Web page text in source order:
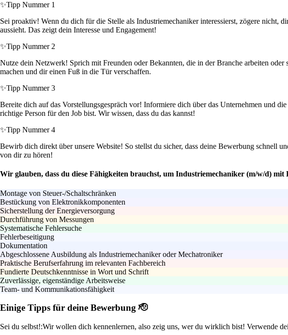
✨Tipp Nummer 1
Sei proaktiv! Wenn du dich für die Stelle als Industriemechaniker interessierst, zögere nicht,
aussieht. Das zeigt dein Interesse und Engagement!
✨Tipp Nummer 2
Nutze dein Netzwerk! Sprich mit Freunden oder Bekannten, die in der Branche arbeiten
machen und dir einen Fuß in die Tür verschaffen.
✨Tipp Nummer 3
Bereite dich auf das Vorstellungsgespräch vor! Informiere dich über das Unternehmen und
richtige Person für den Job bist. Wir wissen, dass du das kannst!
✨Tipp Nummer 4
Bewirb dich direkt über unsere Website! So stellst du sicher, dass deine Bewerbung schnell
von dir zu hören!
Wir glauben, dass du diese Fähigkeiten brauchst, um Industriemechaniker (m/w/d) mit
Montage von Steuer-/Schaltschränken
Bestückung von Elektronikkomponenten
Sicherstellung der Energieversorgung
Durchführung von Messungen
Systematische Fehlersuche
Fehlerbeseitigung
Dokumentation
Abgeschlossene Ausbildung als Industriemechaniker oder Mechatroniker
Praktische Berufserfahrung im relevanten Fachbereich
Fundierte Deutschkenntnisse in Wort und Schrift
Zuverlässige, eigenständige Arbeitsweise
Team- und Kommunikationsfähigkeit
Einige Tipps für deine Bewerbung 🫡
Sei du selbst!:Wir wollen dich kennenlernen, also zeig uns, wer du wirklich bist! Verwende